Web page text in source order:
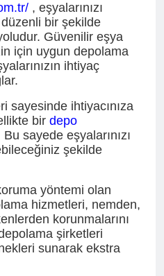
, eşyalarınızı
bir şekilde
Güvenilir eşya
için uygun depolama
ihtiyaç
sayesinde ihtiyacınıza
bir depo
sayede eşyalarınızı
şekilde
yöntemi olan
hizmetleri, nemden,
korunmalarını
şirketleri
sunarak ekstra